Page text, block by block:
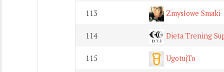
113 Zmysłowe Smaki
114 Dieta Trening
115 UgotujTo